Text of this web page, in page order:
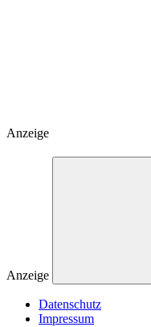
Anzeige
Anzeige
Datenschutz
Impressum